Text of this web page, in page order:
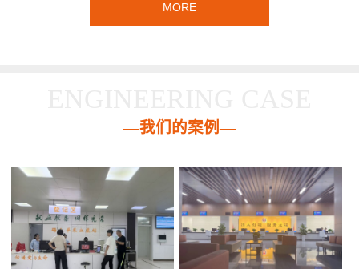
MORE
—我们的案例—